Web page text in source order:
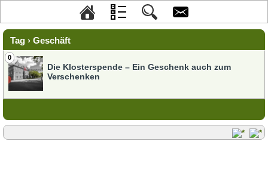
Tag › Geschäft
0
Die Klosterspende – Ein Geschenk auch zum
Verschenken